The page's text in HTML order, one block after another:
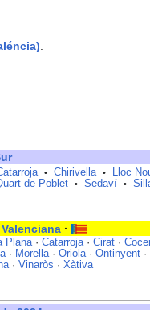
• Chirivella • Lloc
de Poblet • Sedaví •
·
Plana· Catarroja· Cirat·
· Morella · Oriola · Ontinyent ·
· Vinaròs · Xàtiva